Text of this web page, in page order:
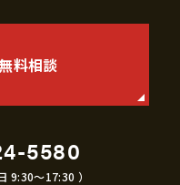
料相談
5580
9:30〜17:30 ）